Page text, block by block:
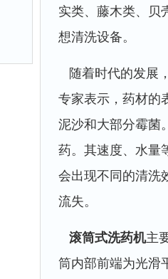
实类、藤木类、贝
想清洗设备。
随着时代的发展
专家表示，药材的
泥沙和大部分霉菌
药。其速度、水量
会出现不同的清洗
流失。
滚筒式洗药机主
筒内部前端为光滑